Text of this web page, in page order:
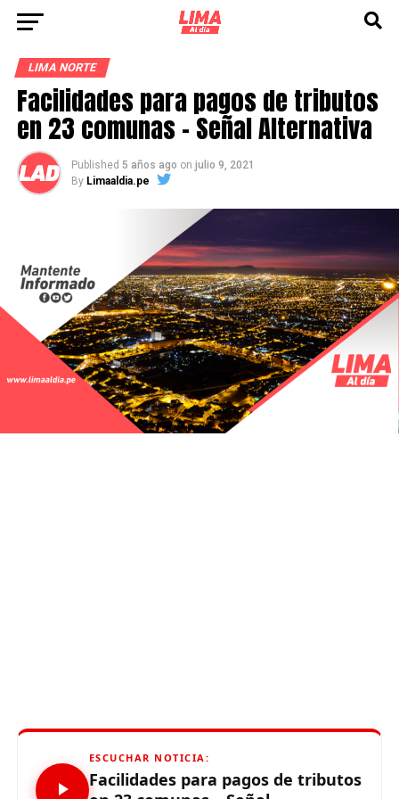
LIMA NORTE
Facilidades para pagos de tributos
en 23 comunas – Señal Alternativa
Published 5 años ago on julio 9, 2021
By Limaaldia.pe
ESCUCHAR NOTICIA:
Facilidades para pagos de tributos